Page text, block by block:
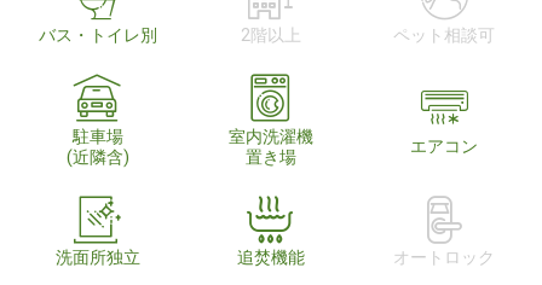
バス・トイレ別 2階以上 ペット相談可
駐車場
(近隣含)
室内洗濯機
置き場
エアコン
洗面所独立 追焚機能 オートロック